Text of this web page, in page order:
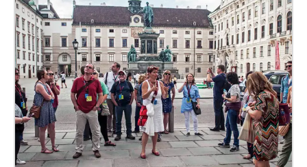
Birgit Kiupel, Produktion: Christian Alpen, Musik:
Melanie Mehring Herzlichen Dank für Bild- und
Rechtefragen: Janina Aydin & Birgit Delius, Stiftung
Historische Museen Hamburg, Museum für
Hamburgische Geschichte; Dr. Biagia Bongiorno,
Denkmalschutzamt; Joachim Frank, Staatsarchiv
Hamburg; Karl Heinz Hoffmann, Hamburgisches
Architekturarchiv; Kristina Sassenscheidt,
Denkmalverein; Elke Schneider, Altonaer Museum;
Holger Schuett, Porschelok Group; Kristina Vagt;